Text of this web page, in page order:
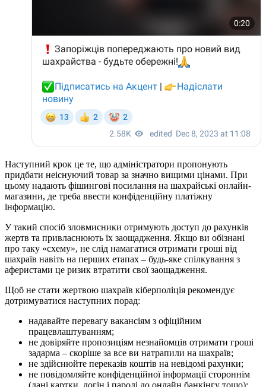
Наступний крок це те, що адміністратори пропонують
придбати неіснуючий товар за значно вищими цінами. При
цьому надають фішингові посилання на шахрайські онлайн-
магазини, де треба ввести конфіденційну платіжну
інформацію.
У такий спосіб зловмисники отримують доступ до рахунків
жертв та привласнюють їх заощадження. Якщо ви обізнані
про таку «схему», не слід намагатися отримати гроші від
шахраїв навіть на перших етапах – будь-яке спілкування з
аферистами це ризик втратити свої заощадження.
Щоб не стати жертвою шахраїв кіберполіція рекомендує
дотримуватися наступних порад:
надавайте перевагу вакансіям з офіційним
працевлаштуванням;
не довіряйте пропозиціям незнайомців отримати гроші
задарма – скоріше за все ви натрапили на шахраїв;
не здійснюйте переказів коштів на невідомі рахунки;
не повідомляйте конфіденційної інформації стороннім
(дані картки, логін і паролі до онлайн банкінгу тощо);